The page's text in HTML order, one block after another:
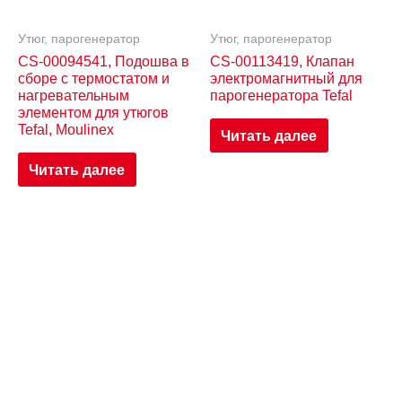
Утюг, парогенератор
CS-00094541, Подошва в
сборе с термостатом и
нагревательным
элементом для утюгов
Tefal, Moulinex
Читать далее
Утюг, парогенератор
CS-00113419, Клапан
электромагнитный для
парогенератора Tefal
Читать далее